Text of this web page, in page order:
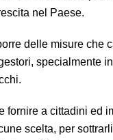
nel Paese.
delle misure che
specialmente
fornire a cittadini ed
scelta, per